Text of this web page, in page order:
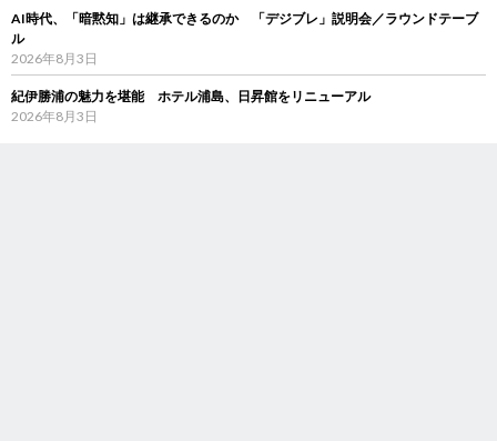
AI時代、「暗黙知」は継承できるのか 「デジブレ」説明会／ラウンドテーブ
ル
2026年8月3日
紀伊勝浦の魅力を堪能 ホテル浦島、日昇館をリニューアル
2026年8月3日